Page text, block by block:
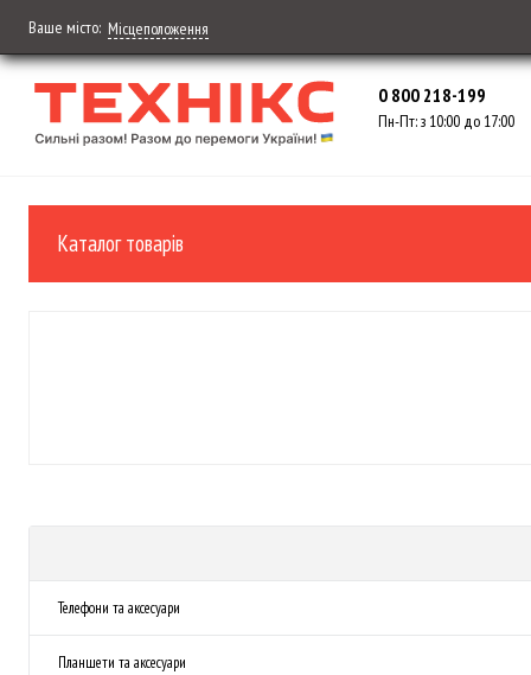
Ваше місто: Місцеположення
0 800 218-199
Пн-Пт: з 10:00 до 17:00
Каталог товарів
Телефони та аксесуари
Планшети та аксесуари